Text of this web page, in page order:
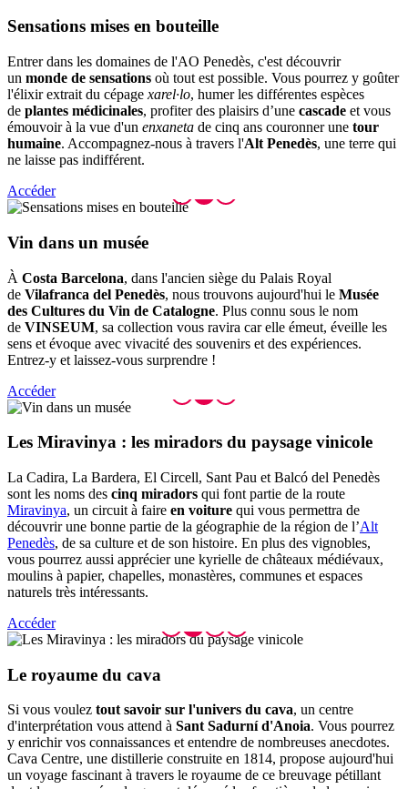
Sensations mises en bouteille
Entrer dans les domaines de l'AO Penedès, c'est découvrir
un monde de sensations où tout est possible. Vous pourrez y goûter
l'élixir extrait du cépage xarel·lo, humer les différentes espèces
de plantes médicinales, profiter des plaisirs d’une cascade et vous
émouvoir à la vue d'un enxaneta de cinq ans couronner une tour
humaine. Accompagnez-nous à travers l'Alt Penedès, une terre qui
ne laisse pas indifférent.
Accéder
Vin dans un musée
À Costa Barcelona, dans l'ancien siège du Palais Royal
de Vilafranca del Penedès, nous trouvons aujourd'hui le Musée
des Cultures du Vin de Catalogne. Plus connu sous le nom
de VINSEUM, sa collection vous ravira car elle émeut, éveille les
sens et évoque avec vivacité des souvenirs et des expériences.
Entrez-y et laissez-vous surprendre !
Accéder
Les Miravinya : les miradors du paysage vinicole
La Cadira, La Bardera, El Circell, Sant Pau et Balcó del Penedès
sont les noms des cinq miradors qui font partie de la route
Miravinya, un circuit à faire en voiture qui vous permettra de
découvrir une bonne partie de la géographie de la région de l’Alt
Penedès, de sa culture et de son histoire. En plus des vignobles,
vous pourrez aussi apprécier une kyrielle de châteaux médiévaux,
moulins à papier, chapelles, monastères, communes et espaces
naturels très intéressants.
Accéder
Le royaume du cava
Si vous voulez tout savoir sur l'univers du cava, un centre
d'interprétation vous attend à Sant Sadurní d'Anoia. Vous pourrez
y enrichir vos connaissances et entendre de nombreuses anecdotes.
Cava Centre, une distillerie construite en 1814, propose aujourd'hui
un voyage fascinant à travers le royaume de ce breuvage pétillant